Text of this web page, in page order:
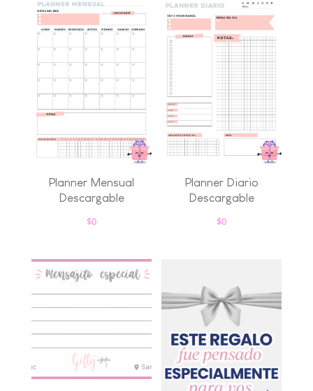
Planner Mensual
Descargable
$0
Planner Diario
Descargable
$0